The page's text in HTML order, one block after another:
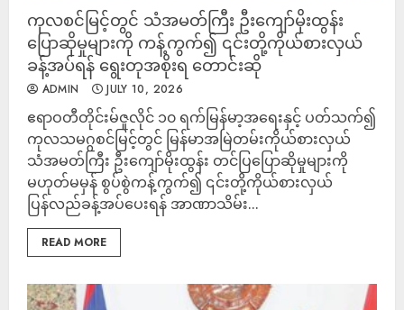
ကုလစင်မြင့်တွင် သံအမတ်ကြီး ဦးကျော်မိုးထွန်း
ပြောဆိုမှုများကို ကန့်ကွက်၍ ၎င်းတို့ကိုယ်စားလှယ်
ခန့်အပ်ရန် ရွေးတုအစိုးရ တောင်းဆို
ADMIN JULY 10, 2026
ဧရာဝတီတိုင်းမ်ဇူလိုင် ၁၀ ရက်မြန်မာ့အရေးနှင့် ပတ်သက်၍
ကုလသမဂ္ဂစင်မြင့်တွင် မြန်မာအမြဲတမ်းကိုယ်စားလှယ်
သံအမတ်ကြီး ဦးကျော်မိုးထွန်း တင်ပြပြောဆိုမှုများကို
မဟုတ်မမှန် စွပ်စွဲကန့်ကွက်၍ ၎င်းတို့ကိုယ်စားလှယ်
ပြန်လည်ခန့်အပ်ပေးရန် အာဏာသိမ်း...
READ MORE